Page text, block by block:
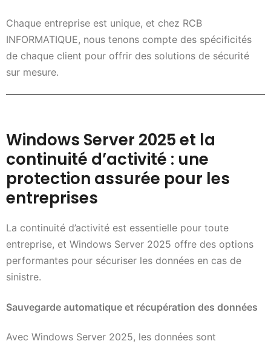
Chaque entreprise est unique, et chez RCB
INFORMATIQUE, nous tenons compte des spécificités
de chaque client pour offrir des solutions de sécurité
sur mesure.
Windows Server 2025 et la
continuité d’activité : une
protection assurée pour les
entreprises
La continuité d’activité est essentielle pour toute
entreprise, et Windows Server 2025 offre des options
performantes pour sécuriser les données en cas de
sinistre.
Sauvegarde automatique et récupération des données
Avec Windows Server 2025, les données sont